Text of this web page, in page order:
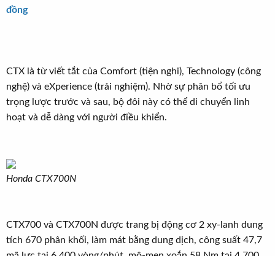
đồng
CTX là từ viết tắt của Comfort (tiện nghi), Technology (công
nghệ) và eXperience (trải nghiệm). Nhờ sự phân bổ tối ưu
trọng lược trước và sau, bộ đôi này có thể di chuyển linh
hoạt và dễ dàng với người điều khiển.
Honda CTX700N
CTX700 và CTX700N được trang bị động cơ 2 xy-lanh dung
tích 670 phân khối, làm mát bằng dung dịch, công suất 47,7